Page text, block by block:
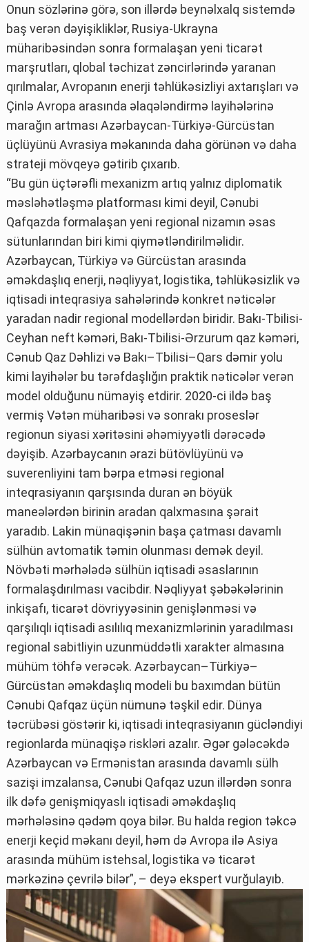
Onun sözlərinə görə, son illərdə beynəlxalq sistemdə
baş verən dəyişikliklər, Rusiya-Ukrayna
müharibəsindən sonra formalaşan yeni ticarət
marşrutları, qlobal təchizat zəncirlərində yaranan
qırılmalar, Avropanın enerji təhlükəsizliyi axtarışları və
Çinlə Avropa arasında əlaqələndirmə layihələrinə
marağın artması Azərbaycan-Türkiyə-Gürcüstan
üçlüyünü Avrasiya məkanında daha görünən və daha
strateji mövqeyə gətirib çıxarıb.
“Bu gün üçtərəfli mexanizm artıq yalnız diplomatik
məsləhətləşmə platforması kimi deyil, Cənubi
Qafqazda formalaşan yeni regional nizamın əsas
sütunlarından biri kimi qiymətləndirilməlidir.
Azərbaycan, Türkiyə və Gürcüstan arasında
əməkdaşlıq enerji, nəqliyyat, logistika, təhlükəsizlik və
iqtisadi inteqrasiya sahələrində konkret nəticələr
yaradan nadir regional modellərdən biridir. Bakı-Tbilisi-
Ceyhan neft kəməri, Bakı-Tbilisi-Ərzurum qaz kəməri,
Cənub Qaz Dəhlizi və Bakı–Tbilisi–Qars dəmir yolu
kimi layihələr bu tərəfdaşlığın praktik nəticələr verən
model olduğunu nümayiş etdirir. 2020-ci ildə baş
vermiş Vətən müharibəsi və sonrakı proseslər
regionun siyasi xəritəsini əhəmiyyətli dərəcədə
dəyişib. Azərbaycanın ərazi bütövlüyünü və
suverenliyini tam bərpa etməsi regional
inteqrasiyanın qarşısında duran ən böyük
maneələrdən birinin aradan qalxmasına şərait
yaradıb. Lakin münaqişənin başa çatması davamlı
sülhün avtomatik təmin olunması demək deyil.
Növbəti mərhələdə sülhün iqtisadi əsaslarının
formalaşdırılması vacibdir. Nəqliyyat şəbəkələrinin
inkişafı, ticarət dövriyyəsinin genişlənməsi və
qarşılıqlı iqtisadi asılılıq mexanizmlərinin yaradılması
regional sabitliyin uzunmüddətli xarakter almasına
mühüm töhfə verəcək. Azərbaycan–Türkiyə–
Gürcüstan əməkdaşlıq modeli bu baxımdan bütün
Cənubi Qafqaz üçün nümunə təşkil edir. Dünya
təcrübəsi göstərir ki, iqtisadi inteqrasiyanın gücləndiyi
regionlarda münaqişə riskləri azalır. Əgər gələcəkdə
Azərbaycan və Ermənistan arasında davamlı sülh
sazişi imzalansa, Cənubi Qafqaz uzun illərdən sonra
ilk dəfə genişmiqyaslı iqtisadi əməkdaşlıq
mərhələsinə qədəm qoya bilər. Bu halda region təkcə
enerji keçid məkanı deyil, həm də Avropa ilə Asiya
arasında mühüm istehsal, logistika və ticarət
mərkəzinə çevrilə bilər”, – deyə ekspert vurğulayıb.